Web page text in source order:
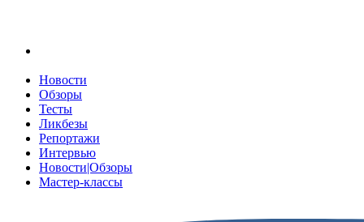
Новости
Обзоры
Тесты
Ликбезы
Репортажи
Интервью
Новости|Обзоры
Мастер-классы